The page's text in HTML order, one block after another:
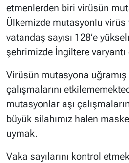
etmenlerden biri virüsün
Ülkemizde mutasyonlu virüs
vatandaş sayısı 128’e
şehrimizde İngiltere varyantı
Virüsün mutasyona uğramış
çalışmalarını
mutasyonlar aşı
büyük silahımız halen
uymak.
Vaka sayılarını kontrol